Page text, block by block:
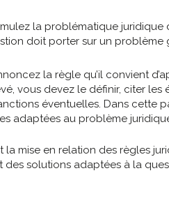
la problématique juridique
doit porter sur un problème
la règle qu’il convient
vous devez le définir, citer
éventuelles. Dans cette
adaptées au problème
la mise en relation des règles
solutions adaptées à la